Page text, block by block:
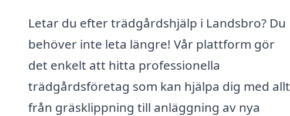
Letar du efter trädgårdshjälp i Landsbro? Du
behöver inte leta längre! Vår plattform gör
det enkelt att hitta professionella
trädgårdsföretag som kan hjälpa dig med allt
från gräsklippning till anläggning av nya